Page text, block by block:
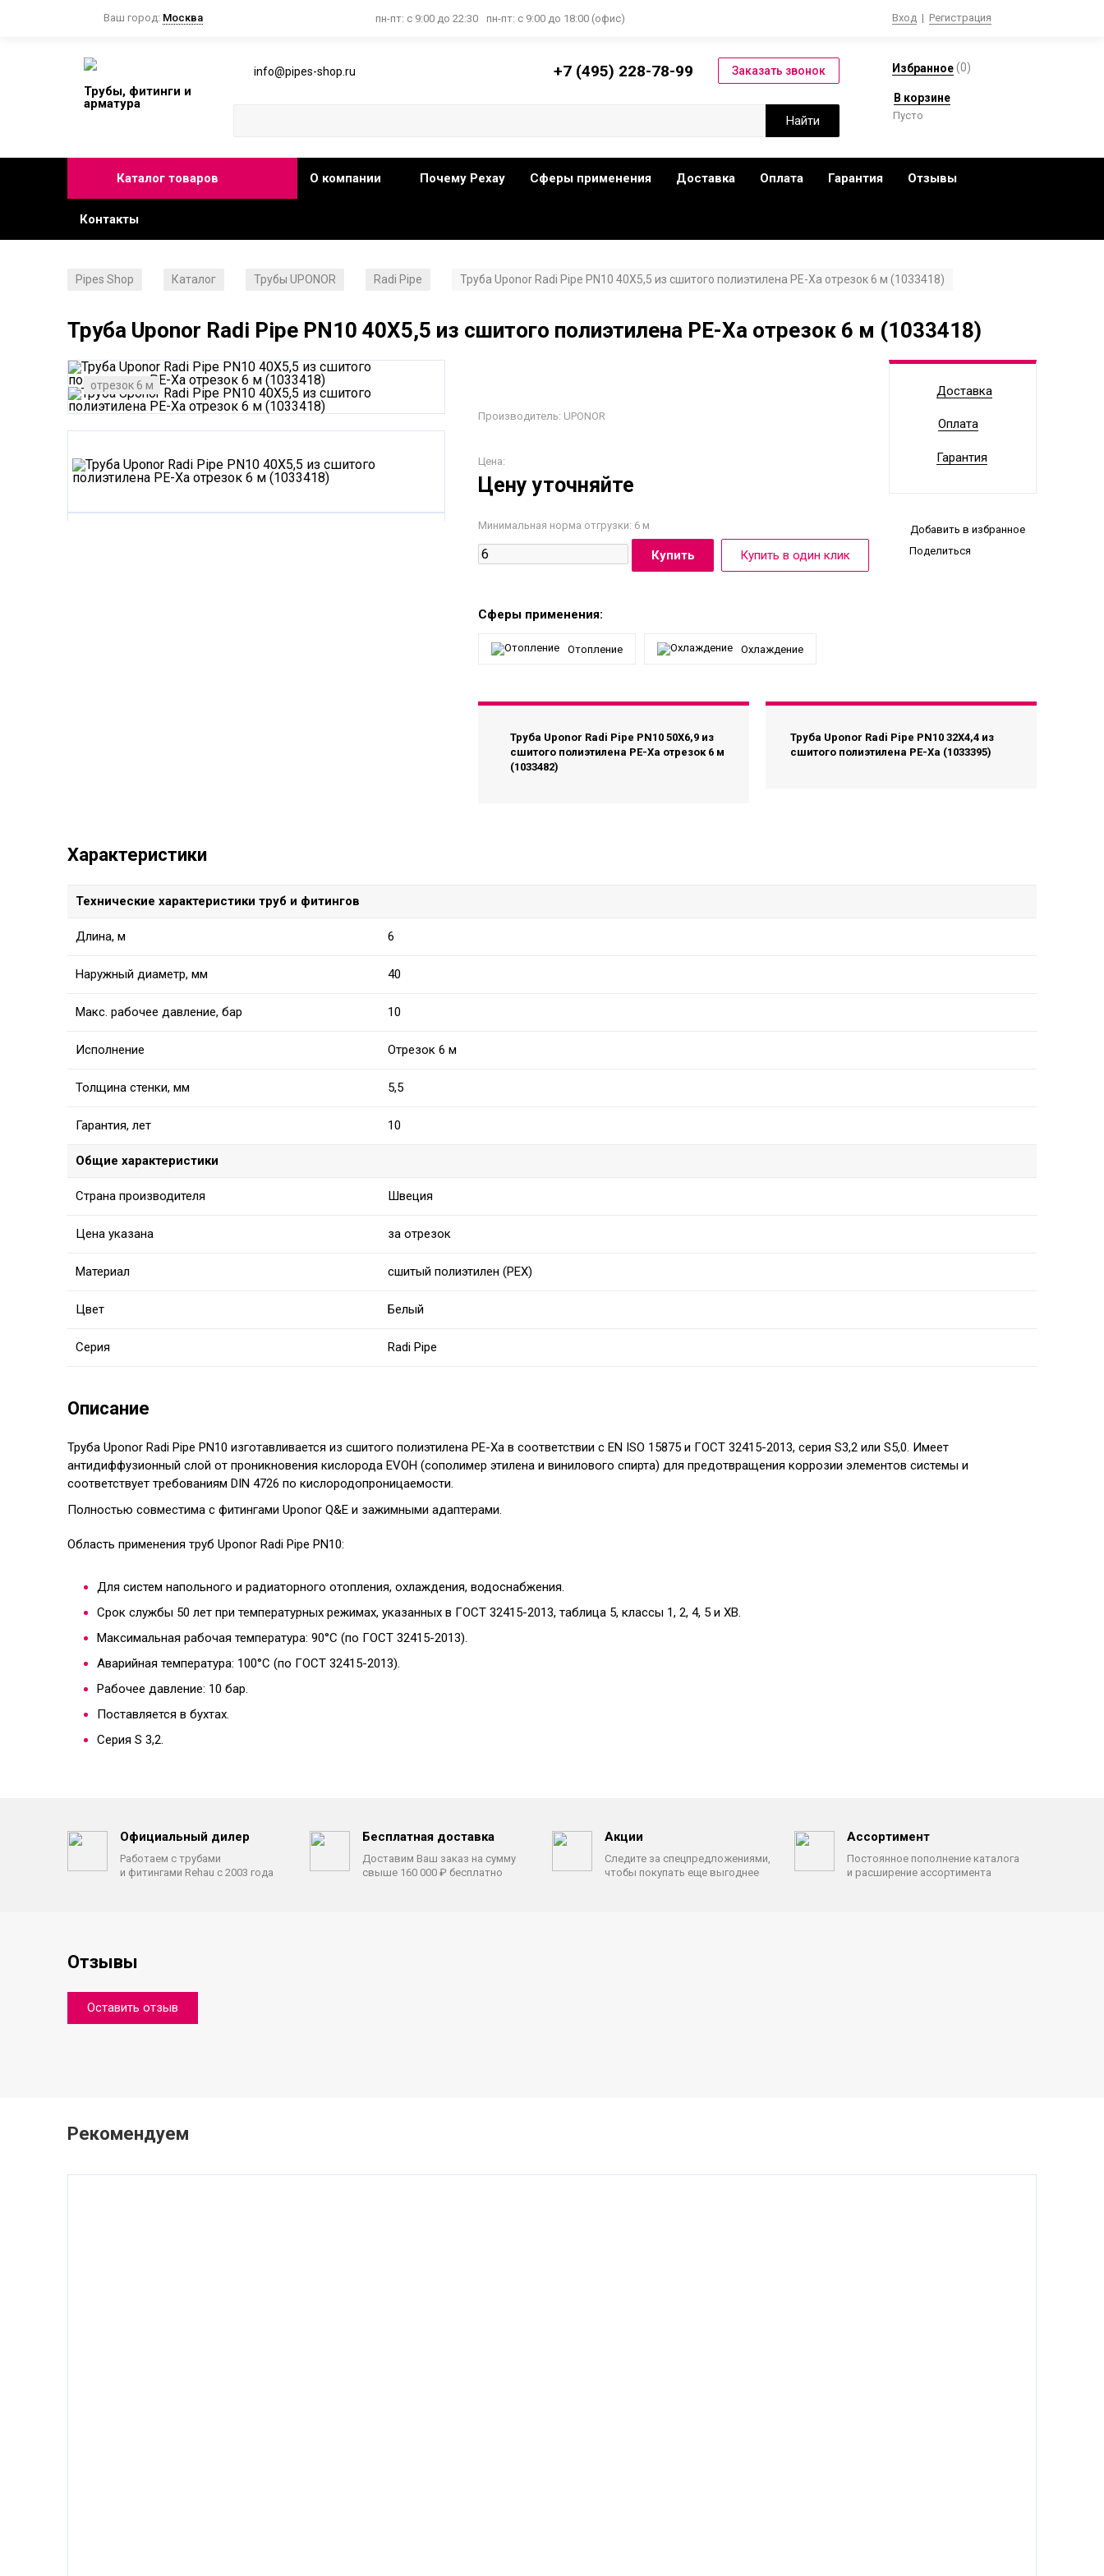
Ваш город: Москва пн-пт: с 9:00 до 22:30 пн-пт: с 9:00 до 18:00 (офис) Вход | Регистрация
Трубы, фитинги и
арматура
info@pipes-shop.ru +7 (495) 228-78-99 Избранное(0)
В корзине
Пусто
Каталог товаров О компании Почему Рехау Сферы применения Доставка Оплата Гарантия Отзывы
Контакты
Pipes Shop Каталог Трубы UPONOR Radi Pipe Труба Uponor Radi Pipe PN10 40X5,5 из сшитого полиэтилена PE-Xa отрезок 6 м (1033418)
Труба Uponor Radi Pipe PN10 40X5,5 из сшитого полиэтилена PE-Xa отрезок 6 м (1033418)
отрезок 6 м
Производитель: UPONOR
Цена:
Цену уточняйте
Минимальная норма отгрузки: 6 м
Доставка
Оплата
Гарантия
Добавить в избранное
Поделиться
Сферы применения:
Отопление Охлаждение
Труба Uponor Radi Pipe PN10 50X6,9 из
сшитого полиэтилена PE-Xa отрезок 6 м
(1033482)
Труба Uponor Radi Pipe PN10 32X4,4 из
сшитого полиэтилена PE-Xa (1033395)
Характеристики
Технические характеристики труб и фитингов
Длина, м 6
Наружный диаметр, мм 40
Макс. рабочее давление, бар 10
Исполнение Отрезок 6 м
Толщина стенки, мм 5,5
Гарантия, лет 10
Общие характеристики
Страна производителя Швеция
Цена указана за отрезок
Материал сшитый полиэтилен (PEX)
Цвет Белый
Серия Radi Pipe
Описание
Труба Uponor Radi Pipe PN10 изготавливается из сшитого полиэтилена PE-Xa в соответствии с EN ISO 15875 и ГОСТ 32415-2013, серия S3,2 или S5,0. Имеет
антидиффузионный слой от проникновения кислорода EVOH (сополимер этилена и винилового спирта) для предотвращения коррозии элементов системы и
соответствует требованиям DIN 4726 по кислородопроницаемости.
Полностью совместима с фитингами Uponor Q&E и зажимными адаптерами.
Область применения труб Uponor Radi Pipe PN10:
Для систем напольного и радиаторного отопления, охлаждения, водоснабжения.
Срок службы 50 лет при температурных режимах, указанных в ГОСТ 32415-2013, таблица 5, классы 1, 2, 4, 5 и ХВ.
Максимальная рабочая температура: 90°C (по ГОСТ 32415-2013).
Аварийная температура: 100°C (по ГОСТ 32415-2013).
Рабочее давление: 10 бар.
Поставляется в бухтах.
Серия S 3,2.
Официальный дилер
Работаем с трубами
и фитингами Rehau с 2003 года
Бесплатная доставка
Доставим Ваш заказ на сумму
свыше 160 000 ₽ бесплатно
Акции
Следите за спецпредложениями,
чтобы покупать еще выгоднее
Ассортимент
Постоянное пополнение каталога
и расширение ассортимента
Отзывы
Оставить отзыв
Рекомендуем